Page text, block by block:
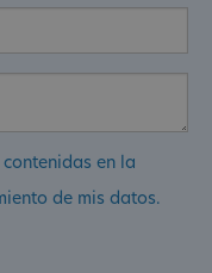
en la
de mis datos.